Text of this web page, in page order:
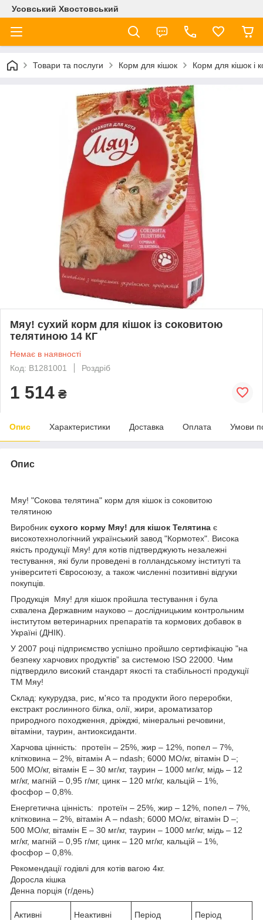
Усовський Хвостовський
Товари та послуги Корм для кішок Корм для кішок і
Мяу! сухий корм для кішок із соковитою
телятиною 14 КГ
Немає в наявності
Код: B1281001
Роздріб
1 514 ₴
Опис Характеристики Доставка Оплата Умови
Опис
Мяу! "Сокова телятина" корм для кішок із соковитою
телятиною
Виробник сухого корму Мяу! для кішок Телятина є
високотехнологічний український завод "Кормотех". Висока
якість продукції Мяу! для котів підтверджують незалежні
тестування, які були проведені в голландському інституті та
університеті Євросоюзу, а також численні позитивні відгуки
покупців.
Продукція Мяу! для кішок пройшла тестування і була
схвалена Державним науково – дослідницьким контрольним
інститутом ветеринарних препаратів та кормових добавок в
Україні (ДНІК).
У 2007 році підприємство успішно пройшло сертифікацію "на
безпеку харчових продуктів” за системою ISO 22000. Чим
підтвердило високий стандарт якості та стабільності продукції
ТМ Мяу!
Склад: кукурудза, рис, м'ясо та продукти його переробки,
екстракт рослинного білка, олії, жири, ароматизатор
природного походження, дріжджі, мінеральні речовини,
вітаміни, таурин, антиоксиданти.
Харчова цінність: протеїн – 25%, жир – 12%, попел – 7%,
клітковина – 2%, вітамін А – ndash; 6000 МО/кг, вітамін D –;
500 МО/кг, вітамін Е – 30 мг/кг, таурин – 1000 мг/кг, мідь – 12
мг/кг, магній – 0,95 г/мг, цинк – 120 мг/кг, кальцій – 1%,
фосфор – 0,8%.
Енергетична цінність: протеїн – 25%, жир – 12%, попел – 7%,
клітковина – 2%, вітамін А – ndash; 6000 МО/кг, вітамін D –;
500 МО/кг, вітамін Е – 30 мг/кг, таурин – 1000 мг/кг, мідь – 12
мг/кг, магній – 0,95 г/мг, цинк – 120 мг/кг, кальцій – 1%,
фосфор – 0,8%.
Рекомендації годівлі для котів вагою 4кг.
Доросла кішка
Денна порція (г/день)
Активні Неактивні
Період
Період